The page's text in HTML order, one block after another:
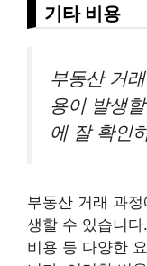
기타 비용
부동산 거
용이 발생
에 잘 확인
부동산 거래 과
생할 수 있습니
비용 등 다양한